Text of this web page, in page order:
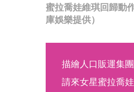
蜜拉喬娃維琪回歸動
庫娛樂提供）
描繪人口販運集
請來女星蜜拉喬